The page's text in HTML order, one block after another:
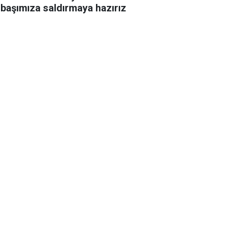
başımıza saldırmaya hazırız